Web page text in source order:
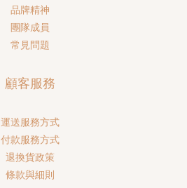
品牌精神
團隊成員
常見問題
顧客服務
運送服務方式
付款服務方式
退換貨政策
條款與細則